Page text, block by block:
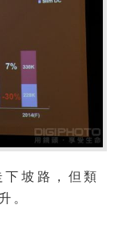
坡路，但類
。